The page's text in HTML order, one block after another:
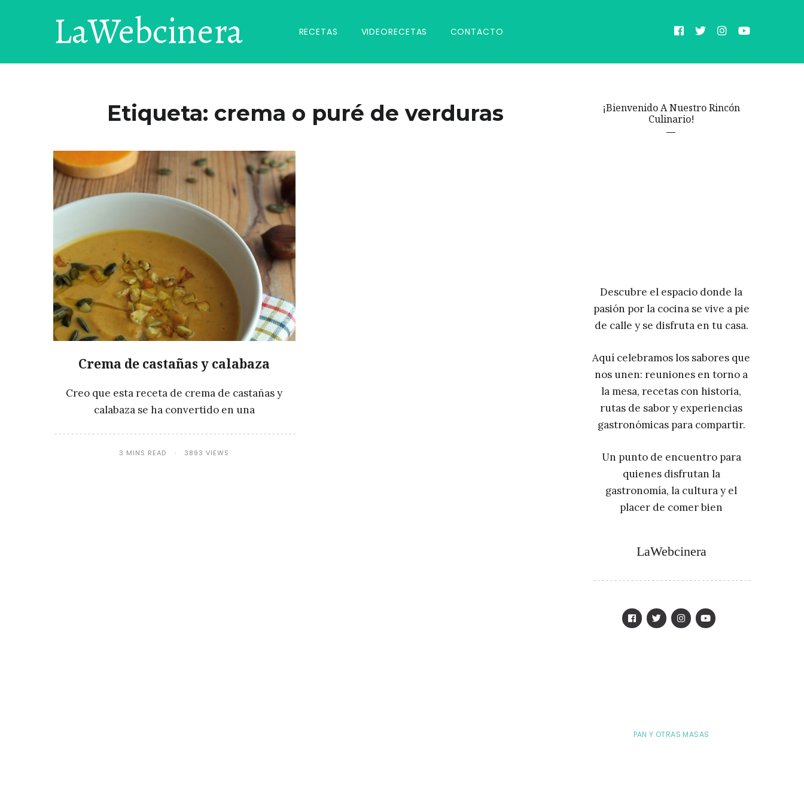
LaWebcinera RECETAS VIDEORECETAS CONTACTO
Etiqueta: crema o puré de verduras
Crema de castañas y calabaza
Creo que esta receta de crema de castañas y
calabaza se ha convertido en una
3 MINS READ 3893 VIEWS
¡Bienvenido A Nuestro Rincón
Culinario!
Descubre el espacio donde la
pasión por la cocina se vive a pie
de calle y se disfruta en tu casa.
Aquí celebramos los sabores que
nos unen: reuniones en torno a
la mesa, recetas con historia,
rutas de sabor y experiencias
gastronómicas para compartir.
Un punto de encuentro para
quienes disfrutan la
gastronomía, la cultura y el
placer de comer bien
LaWebcinera
PAN Y OTRAS MASAS